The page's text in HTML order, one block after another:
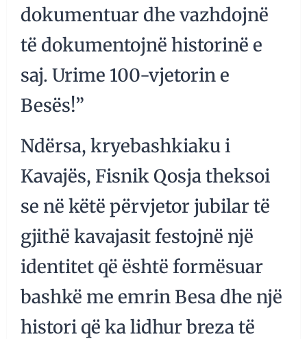
dokumentuar dhe vazhdojnë
të dokumentojnë historinë e
saj. Urime 100-vjetorin e
Besës!”
Ndërsa, kryebashkiaku i
Kavajës, Fisnik Qosja theksoi
se në këtë përvjetor jubilar të
gjithë kavajasit festojnë një
identitet që është formësuar
bashkë me emrin Besa dhe një
histori që ka lidhur breza të